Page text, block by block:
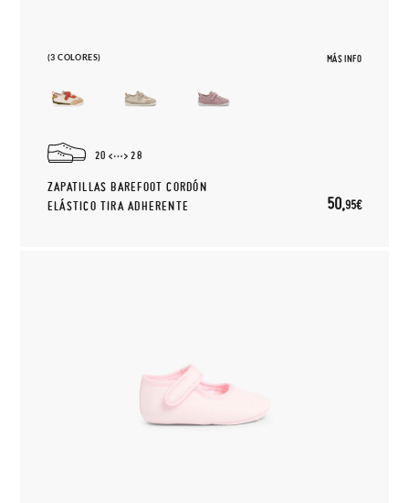
(3 COLORES) MÁS INFO
20 28
ZAPATILLAS BAREFOOT CORDÓN
ELÁSTICO TIRA ADHERENTE
50,95€